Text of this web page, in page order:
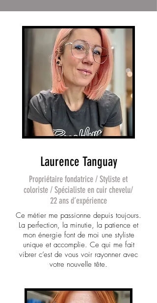
Laurence Tanguay
Propriétaire fondatrice / Styliste et
coloriste / Spécialiste en cuir chevelu/
22 ans d’expérience
Ce métier me passionne depuis toujours.
La perfection, la minutie, la patience et
mon énergie font de moi une styliste
unique et accomplie. Ce qui me fait
vibrer c’est de vous voir rayonner avec
votre nouvelle tête.